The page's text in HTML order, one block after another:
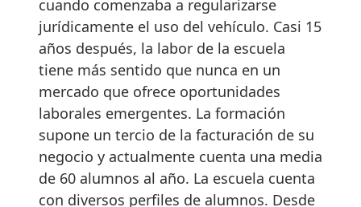
cuando comenzaba a regularizarse
jurídicamente el uso del vehículo. Casi 15
años después, la labor de la escuela
tiene más sentido que nunca en un
mercado que ofrece oportunidades
laborales emergentes. La formación
supone un tercio de la facturación de su
negocio y actualmente cuenta una media
de 60 alumnos al año. La escuela cuenta
con diversos perfiles de alumnos. Desde